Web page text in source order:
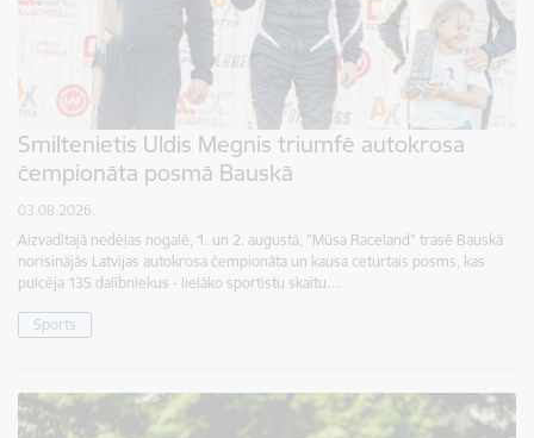
Smiltenietis Uldis Megnis triumfē autokrosa
čempionāta posmā Bauskā
03.08.2026.
Aizvadītajā nedēļas nogalē, 1. un 2. augustā, "Mūsa Raceland" trasē Bauskā
norisinājās Latvijas autokrosa čempionāta un kausa ceturtais posms, kas
pulcēja 135 dalībniekus - lielāko sportistu skaitu…
Sports